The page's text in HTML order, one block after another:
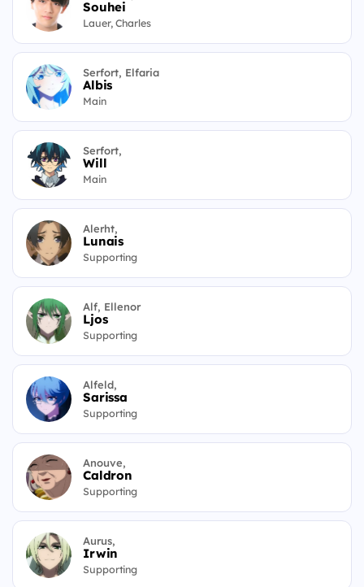
Souhei
Lauer, Charles
Serfort, Elfaria
Albis
Main
Serfort,
Will
Main
Alerht,
Lunais
Supporting
Alf, Ellenor
Ljos
Supporting
Alfeld,
Sarissa
Supporting
Anouve,
Caldron
Supporting
Aurus,
Irwin
Supporting